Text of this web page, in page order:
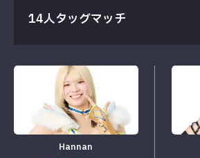
14人タッグマッチ
Hannan